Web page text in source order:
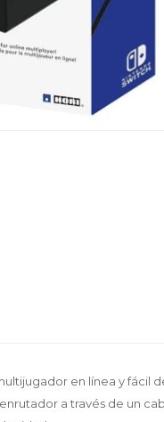
en línea y fácil
a través de un